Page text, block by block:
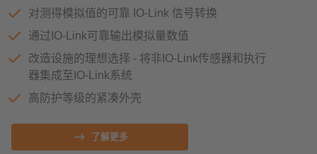
对测得模拟值的可靠 IO-Link 信号转换
通过IO-Link可靠输出模拟量数值
改造设施的理想选择 - 将非IO-Link传感器和执行
器集成至IO-Link系统
高防护等级的紧凑外壳
了解更多